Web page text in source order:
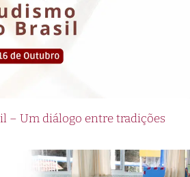
– Um diálogo entre tradições